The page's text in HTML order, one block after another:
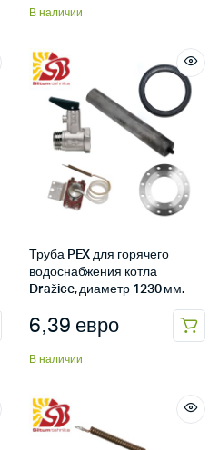
В наличии
Труба PEX для горячего
водоснабжения котла
Dražice, диаметр 1230 мм.
6,39 евро
В наличии